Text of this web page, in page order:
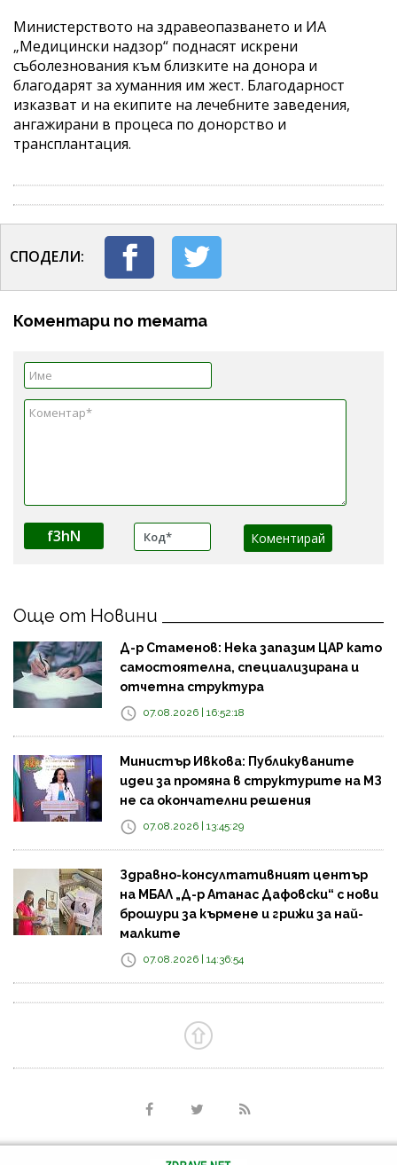
Министерството на здравеопазването и ИА
„Медицински надзор“ поднасят искрени
съболезнования към близките на донора и
благодарят за хуманния им жест. Благодарност
изказват и на екипите на лечебните заведения,
ангажирани в процеса по донорство и
трансплантация.
СПОДЕЛИ:
Коментари по темата
f3hN
Още от Новини
Д-р Стаменов: Нека запазим ЦАР като
самостоятелна, специализирана и
отчетна структура
07.08.2026 | 16:52:18
Министър Ивкова: Публикуваните
идеи за промяна в структурите на МЗ
не са окончателни решения
07.08.2026 | 13:45:29
Здравно-консултативният център
на МБАЛ „Д-р Атанас Дафовски“ с нови
брошури за кърмене и грижи за най-
малките
07.08.2026 | 14:36:54